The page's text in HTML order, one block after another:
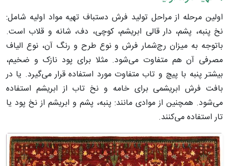
اولین مرحله از مراحل تولید فرش دستباف تهیه مواد اولیه شامل:
نخ پنبه، پشم، دار قالی ابریشم، کوچی، دف، شانه و قلاب است.
باتوجه به میزان رج‌شمار فرش و نوع طرح و رنگ آن، نوع الیاف
مصرفی آن هم متفاوت می‌شود. مثلا برای پود نازک و ضخیم،
بیشتر پنبه با پیچ و تاب متفاوت مورد استفاده قرار می‌گیرد. یا در
بافت فرش ابریشمی برای خامه و نخ تاب از ابریشم استفاده
می‌شود. همچنین از موادی مانند: پنبه، پشم و ابریشم از نخ پود یا
تار استفاده می‌کنند.